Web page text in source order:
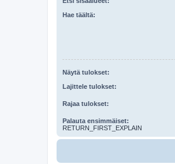
Hae täältä:
Näytä tulokset:
Lajittele tulokset:
Rajaa tulokset:
Palauta ensimmäiset:
RETURN_FIRST_EXPLAIN